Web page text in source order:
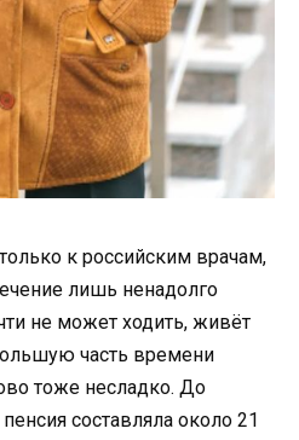
к российским врачам,
лишь ненадолго
не может ходить, живёт
часть времени
тоже несладко. До
составляла около 21